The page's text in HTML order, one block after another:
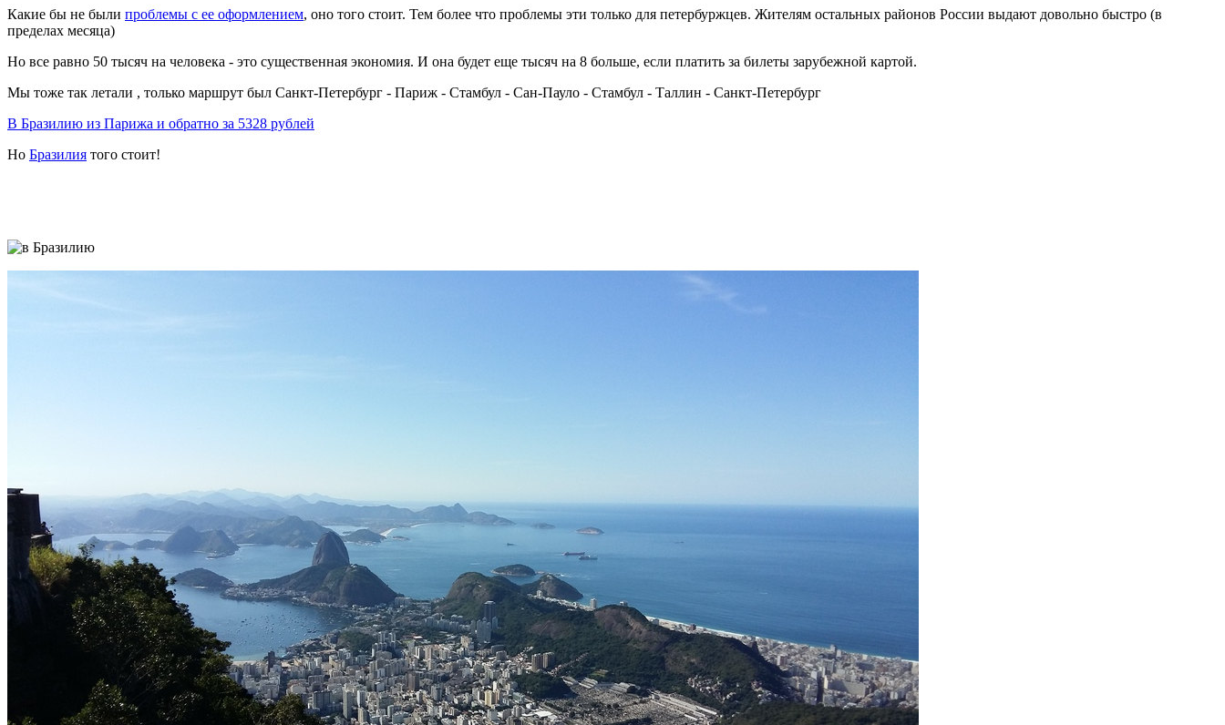
Какие бы не были проблемы с ее оформлением, оно того стоит. Тем более что проблемы эти только для петербуржцев. Жителям остальных районов России выдают довольно быстро (в
пределах месяца)
Но все равно 50 тысяч на человека - это существенная экономия. И она будет еще тысяч на 8 больше, если платить за билеты зарубежной картой.
Мы тоже так летали , только маршрут был Санкт-Петербург - Париж - Стамбул - Сан-Пауло - Стамбул - Таллин - Санкт-Петербург
В Бразилию из Парижа и обратно за 5328 рублей
Но Бразилия того стоит!